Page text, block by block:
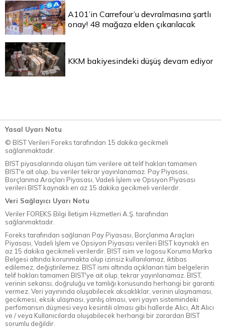
A101’in Carrefour’u devralmasına şartlı
onay! 48 mağaza elden çıkarılacak
KKM bakiyesindeki düşüş devam ediyor
Yasal Uyarı Notu
© BİST Verileri Foreks tarafından 15 dakika gecikmeli
sağlanmaktadır.
BIST piyasalarında oluşan tüm verilere ait telif hakları tamamen
BIST'e ait olup, bu veriler tekrar yayınlanamaz. Pay Piyasası,
Borçlanma Araçları Piyasası, Vadeli İşlem ve Opsiyon Piyasası
verileri BIST kaynaklı en az 15 dakika gecikmeli verilerdir.
Veri Sağlayıcı Uyarı Notu
Veriler FOREKS Bilgi İletişim Hizmetleri A.Ş. tarafından
sağlanmaktadır.
Foreks tarafından sağlanan Pay Piyasası, Borçlanma Araçları
Piyasası, Vadeli İşlem ve Opsiyon Piyasası verileri BIST kaynaklı en
az 15 dakika gecikmeli verilerdir. BIST isim ve logosu Koruma Marka
Belgesi altında korunmakta olup izinsiz kullanılamaz, iktibas
edilemez, değiştirilemez. BIST ismi altında açıklanan tüm belgelerin
telif hakları tamamen BIST'ye ait olup, tekrar yayınlanamaz. BIST,
verinin sekansı, doğruluğu ve tamlığı konusunda herhangi bir garanti
vermez. Veri yayınında oluşabilecek aksaklıklar, verinin ulaşmaması,
gecikmesi, eksik ulaşması, yanlış olması, veri yayın sistemindeki
perfomansın düşmesi veya kesintili olması gibi hallerde Alıcı, Alt Alıcı
ve / veya Kullanıcılarda oluşabilecek herhangi bir zarardan BIST
sorumlu değildir.